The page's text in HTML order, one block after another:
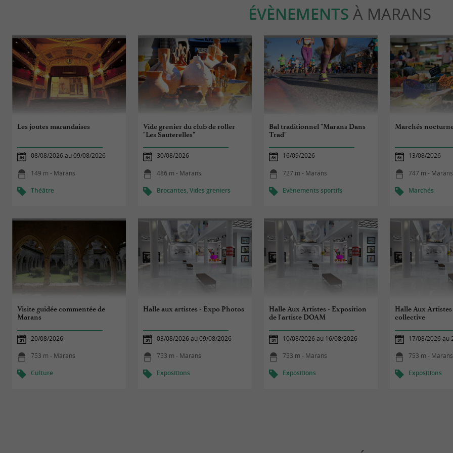
ÉVÈNEMENTS À MARANS
Les joutes marandaises
08/08/2026 au 09/08/2026
149 m - Marans
Théâtre
Vide grenier du club de roller
"Les Sauterelles"
30/08/2026
486 m - Marans
Brocantes, Vides greniers
Bal traditionnel "Marans Dans
Trad"
16/09/2026
727 m - Marans
Evènements sportifs
Marchés
13/08/2026
747 m - Marans
Marchés
Visite guidée commentée de
Marans
20/08/2026
753 m - Marans
Culture
Halle aux artistes - Expo Photos
03/08/2026 au 09/08/2026
753 m - Marans
Expositions
Halle Aux Artistes - Exposition
de l'artiste DOAM
10/08/2026 au 16/08/2026
753 m - Marans
Expositions
Halle Aux
collective
17/08/2026 au
753 m - Marans
Expositions